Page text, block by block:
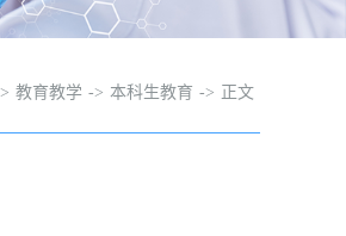
教育教学 -> 本科生教育 -> 正文